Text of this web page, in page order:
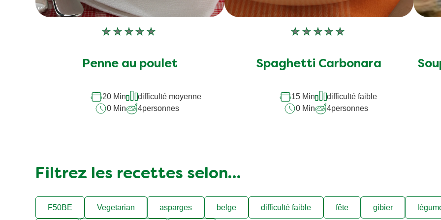
Aucune
pour
Penne au poulet
20 Min
difficulté moyenne
0 Min
4personnes
Aucune
pour
Spaghetti Carbonara
15 Min
difficulté faible
0 Min
4personnes
Filtrez les recettes selon…
F50BE Vegetarian asparges belge difficulté faible fête gibier